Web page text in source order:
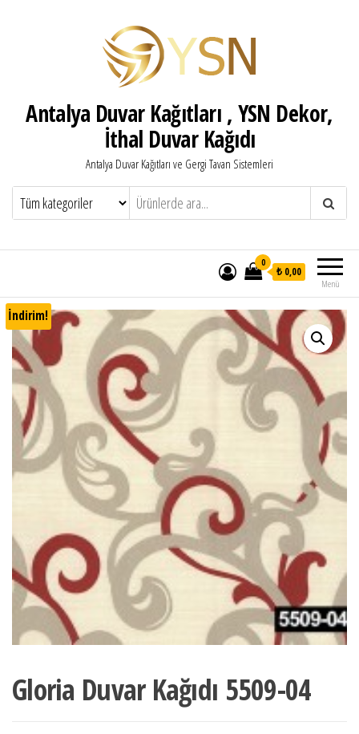
Antalya Duvar Kağıtları , YSN Dekor,
İthal Duvar Kağıdı
Antalya Duvar Kağıtları ve Gergi Tavan Sistemleri
Menü
0
₺ 0,00
İndirim!
Gloria Duvar Kağıdı 5509-04